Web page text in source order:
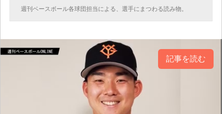
週刊ベースボール各球団担当による、選手にまつわる読み物。
記事を読む